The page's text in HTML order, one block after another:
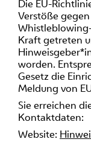
Die EU-
Verstöße
Kraft getreten
worden.
Gesetz die
Meldung von
Sie erreichen
Kontaktdaten:
Website: